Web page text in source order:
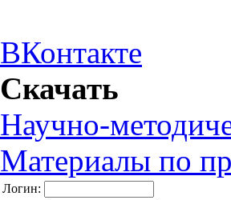
ВКонтакте
Скачать
Научно-
Материалы по
Логин: